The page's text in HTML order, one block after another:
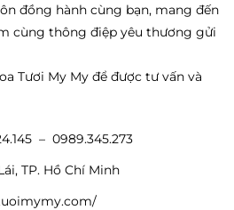
đồng hành cùng bạn, mang đến
cùng thông điệp yêu thương gửi
Tươi My My để được tư vấn và
– 0989.345.273
TP. Hồ Chí Minh